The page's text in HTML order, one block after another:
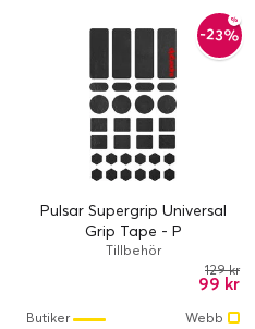
-23%
Pulsar Supergrip Universal
Grip Tape - P
Tillbehör
99 kr
129 kr
Webb
Butiker